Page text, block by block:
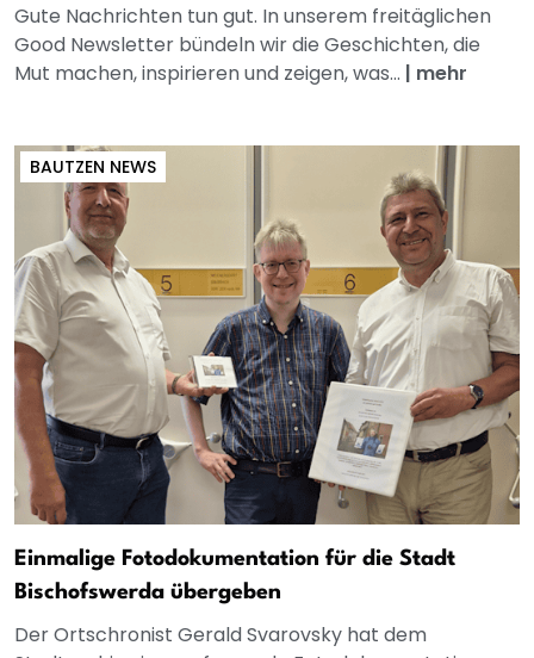
Gute Nachrichten tun gut. In unserem freitäglichen
Good Newsletter bündeln wir die Geschichten, die
Mut machen, inspirieren und zeigen, was... | mehr
BAUTZEN NEWS
Einmalige Fotodokumentation für die Stadt
Bischofswerda übergeben
Der Ortschronist Gerald Svarovsky hat dem